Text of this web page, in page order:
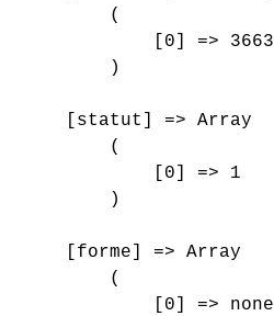
        (
            [0] => 3663
        )
    [statut] => Array
        (
            [0] => 1
        )
    [forme] => Array
        (
            [0] => none